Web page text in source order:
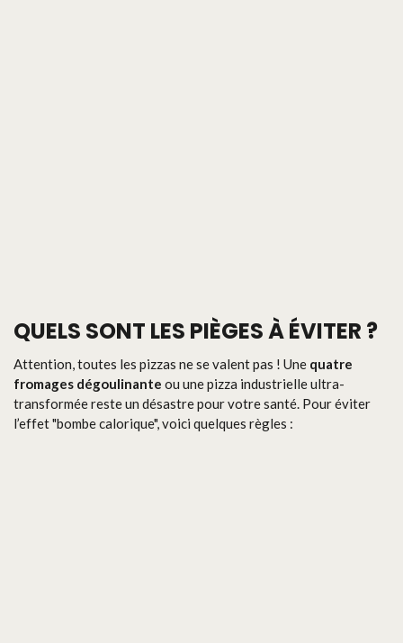
QUELS SONT LES PIÈGES À ÉVITER ?
Attention, toutes les pizzas ne se valent pas ! Une quatre
fromages dégoulinante ou une pizza industrielle ultra-
transformée reste un désastre pour votre santé. Pour éviter
l’effet "bombe calorique", voici quelques règles :